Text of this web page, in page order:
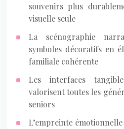
souvenirs plus
visuelle seule
La scénographie
symboles décoratifs en
familiale cohérente
Les interfaces
valorisent toutes les
seniors
L’empreinte